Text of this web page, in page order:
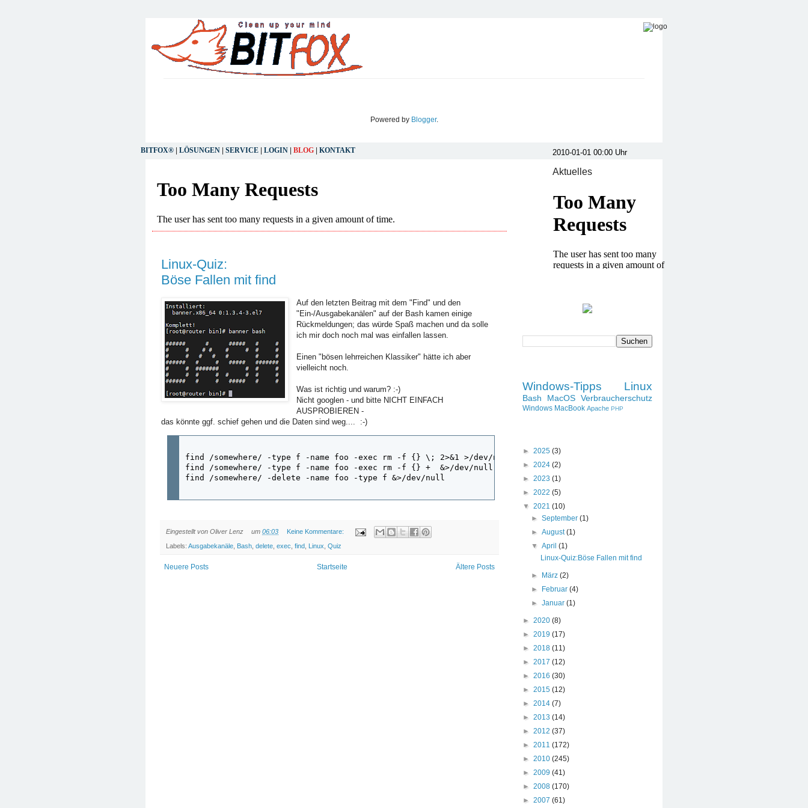
BITFOX® LÖSUNGEN SERVICE LOGIN BLOG KONTAKT
Linux-Quiz:
Böse Fallen mit find
Auf den letzten Beitrag mit dem "Find" und den
"Ein-/Ausgabekanälen" auf der Bash kamen einige
Rückmeldungen; das würde Spaß machen und da solle
ich mir doch noch mal was einfallen lassen.
Einen "bösen lehrreichen Klassiker" hätte ich aber
vielleicht noch.
Was ist richtig und warum? :-)
Nicht googlen - und bitte NICHT EINFACH
AUSPROBIEREN -
das könnte ggf. schief gehen und die Daten sind weg.... :-)
find /somewhere/ -type f -name foo -exec rm -f {} \; 2>&1 >/dev/null
find /somewhere/ -type f -name foo -exec rm -f {} +  &>/dev/null
find /somewhere/ -delete -name foo -type f &>/dev/null
Eingestellt von Oliver Lenz um 06:03 Keine Kommentare:
Labels: Ausgabekanäle, Bash, delete, exec, find, Linux, Quiz
Neuere Posts Ältere Posts
Startseite
Windows-Tipps Linux
Bash MacOS Verbraucherschutz
Windows MacBook Apache PHP
► 2025 (3)
► 2024 (2)
► 2023 (1)
► 2022 (5)
▼ 2021 (10)
►September(1)
►August(1)
▼April(1)
Linux-Quiz:Böse Fallen mit find
► März(2)
►
Februar(4)
►Januar(1)
► 2020 (8)
► 2019 (17)
► 2018 (11)
► 2017 (12)
► 2016 (30)
► 2015 (12)
► 2014 (7)
► 2013 (14)
► 2012 (37)
► 2011 (172)
► 2010 (245)
► 2009 (41)
► 2008 (170)
► 2007 (61)
Aktuelles
Powered by Blogger.